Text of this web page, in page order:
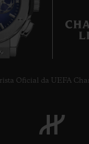
Oficial da UEFA